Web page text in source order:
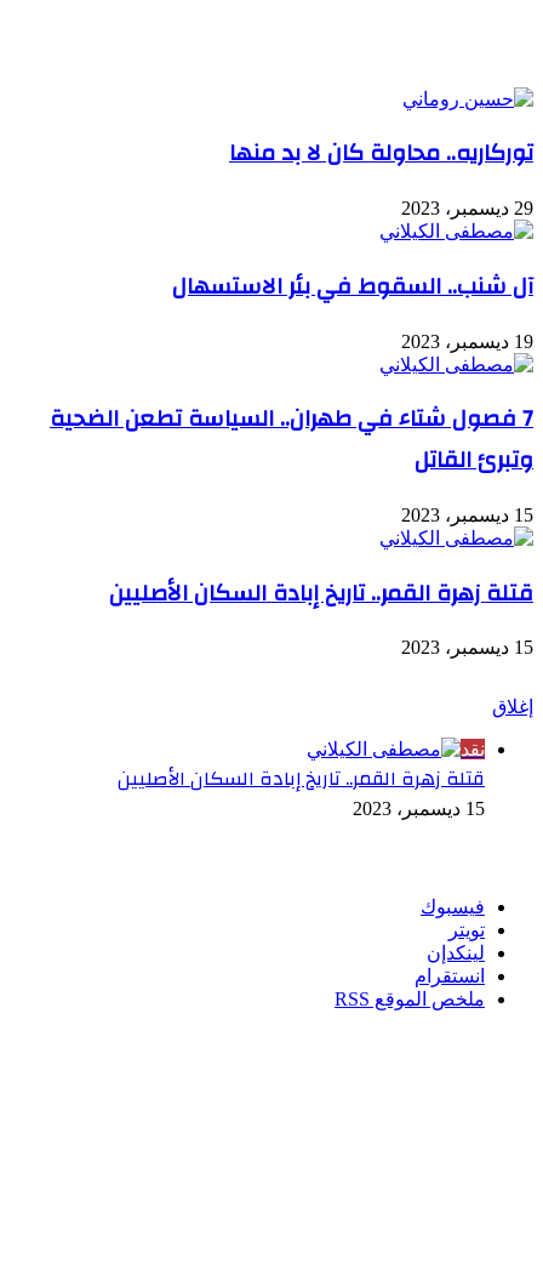
توركاريه.. محاولة كان لا بد منها
29 ديسمبر، 2023
آل شنب.. السقوط في بئر الاستسهال
19 ديسمبر، 2023
7 فصول شتاء في طهران.. السياسة تطعن الضحية
وتبرئ القاتل
15 ديسمبر، 2023
قتلة زهرة القمر.. تاريخ إبادة السكان الأصليين
15 ديسمبر، 2023
إغلاق
نقد
قتلة زهرة القمر.. تاريخ إبادة السكان الأصليين
15 ديسمبر، 2023
فيسبوك
تويتر
لينكدإن
انستقرام
ملخص الموقع RSS